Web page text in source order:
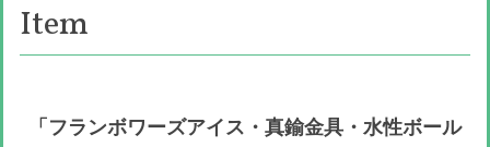
Item
「フランボワーズアイス・真鍮金具・水性ボール